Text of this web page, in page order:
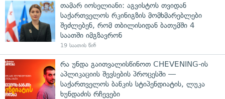
თამარ იოსელიანი: აგვისტოს თვიდან
საქართველოს რკინიგზის მომხმარებლები
შეძლებენ, რომ თბილისიდან ბათუმში 4
საათში იმგზავრონ
19 საათის წინ
რა უნდა გაითვალისწინოთ CHEVENING-ის
აპლიკაციის შევსების პროცესში —
საქართველოს ბანკის სტიპენდიატის, ლუკა
ხუნდაძის რჩევები